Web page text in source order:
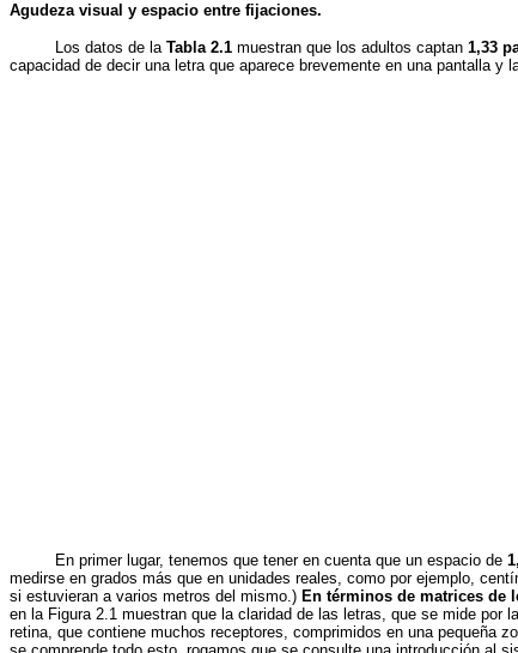
Agudeza visual y espacio entre fijaciones.
Los datos de la Tabla 2.1muestran que los adultos captan 1,33
capacidad de decir una letra que aparece brevemente en una pantalla
En primer lugar, tenemos que tener en cuenta que un espacio de
medirse en grados más que en unidades reales, como por ejemplo,
si estuvieran a varios metros del mismo.) En términos de matrices de
en la Figura 2.1 muestran que la claridad de las letras, que se mide
retina, que contiene muchos receptores, comprimidos en una pequeña